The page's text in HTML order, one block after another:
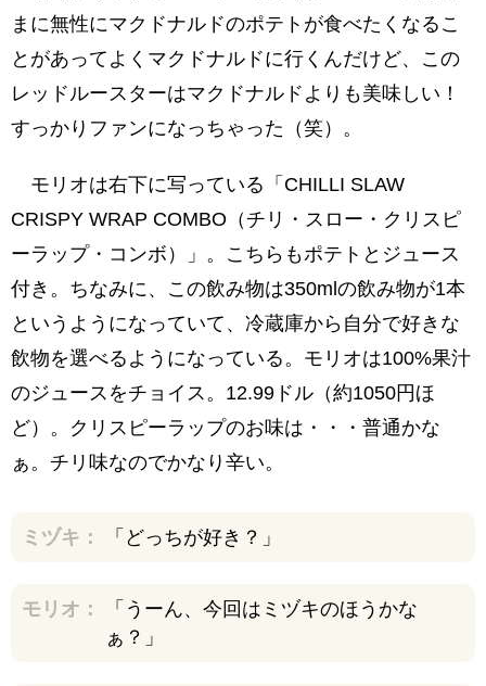
まに無性にマクドナルドのポテトが食べたくなるこ
とがあってよくマクドナルドに行くんだけど、この
レッドルースターはマクドナルドよりも美味しい！
すっかりファンになっちゃった（笑）。
モリオは右下に写っている「CHILLI SLAW
CRISPY WRAP COMBO（チリ・スロー・クリスピ
ーラップ・コンボ）」。こちらもポテトとジュース
付き。ちなみに、この飲み物は350mlの飲み物が1本
というようになっていて、冷蔵庫から自分で好きな
飲物を選べるようになっている。モリオは100%果汁
のジュースをチョイス。12.99ドル（約1050円ほ
ど）。クリスピーラップのお味は・・・普通かな
ぁ。チリ味なのでかなり辛い。
ミヅキ： 「どっちが好き？」
モリオ：
「うーん、今回はミヅキのほうかな
ぁ？」